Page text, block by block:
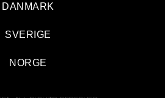
DANMARK
SVERIGE
NORGE